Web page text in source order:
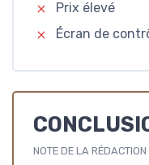
Prix élevé
Écran de
NOTE DE LA RÉDACTION